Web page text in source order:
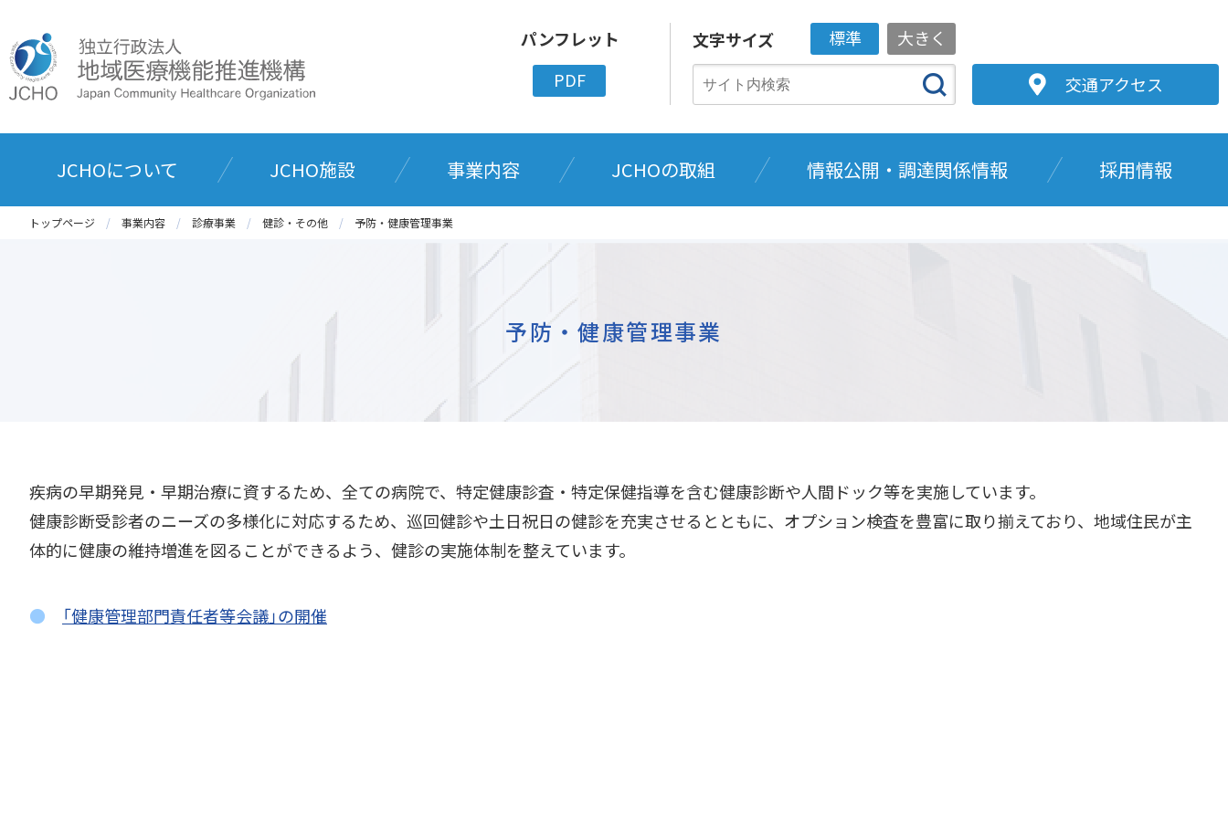
パンフレット
PDF
文字サイズ 標準
大きく
交通アクセス
JCHOについて JCHO施設 事業内容 JCHOの取組 情報公開・調達関係情報 採用情報
トップページ 事業内容 診療事業 健診・その他 予防・健康管理事業
予防・健康管理事業
疾病の早期発見・早期治療に資するため、全ての病院で、特定健康診査・特定保健指導を含む健康診断や人間ドック等を実施しています。
健康診断受診者のニーズの多様化に対応するため、巡回健診や土日祝日の健診を充実させるとともに、オプション検査を豊富に取り揃えており、地域住民が主
体的に健康の維持増進を図ることができるよう、健診の実施体制を整えています。
● 「健康管理部門責任者等会議」の開催